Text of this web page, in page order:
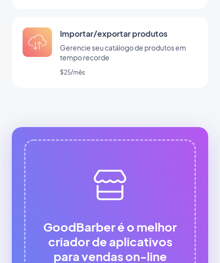
Importar/exportar produtos
Gerencie seu catálogo de produtos em
tempo recorde
$25/mês
GoodBarber é o melhor
criador de aplicativos
para vendas on-line